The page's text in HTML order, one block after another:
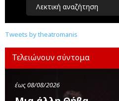
Λεκτική αναζήτηση
Tweets by theatromanis
Τελειώνουν σύντομα
έως 08/08/2026